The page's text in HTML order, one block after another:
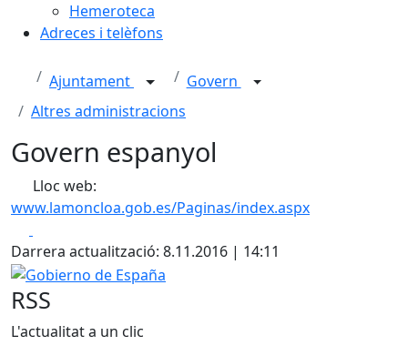
Hemeroteca
Adreces i telèfons
Ajuntament
Govern
Altres administracions
Govern espanyol
Lloc web:
www.lamoncloa.gob.es/Paginas/index.aspx
Darrera actualització: 8.11.2016 | 14:11
Gobierno de España
RSS
L'actualitat a un clic